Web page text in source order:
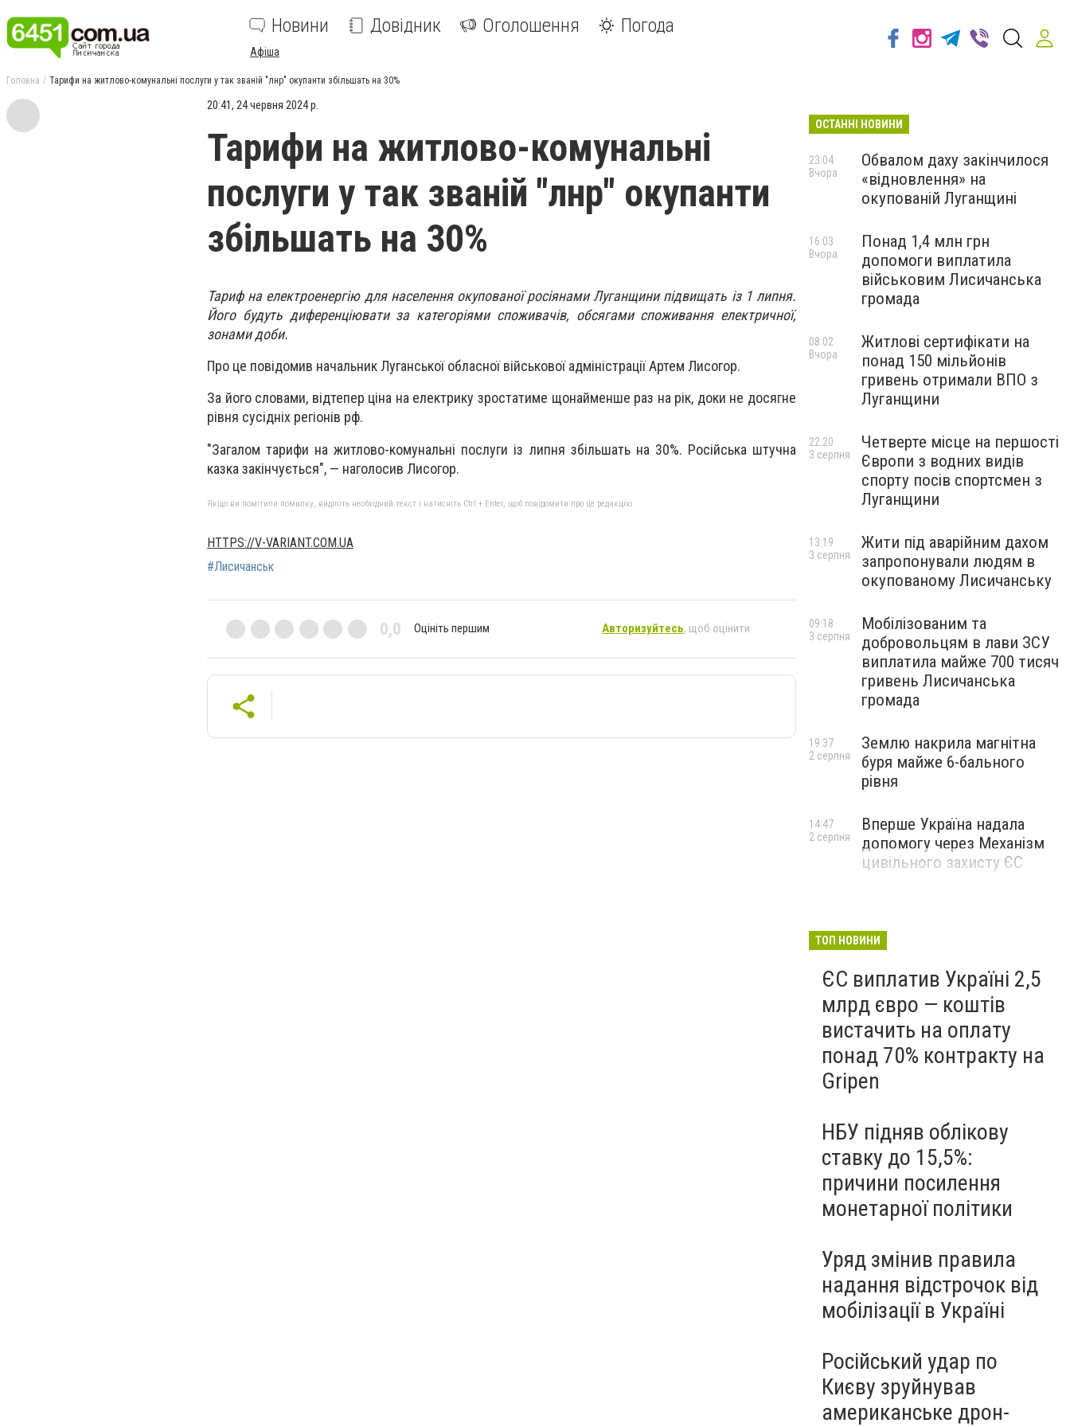
Новини Довідник Оголошення Погода
Афіша
Головна Тарифи на житлово-комунальні послуги у так званій "лнр" окупанти збільшать на 30%
20:41, 24 червня 2024 р.
Тарифи на житлово-комунальні
послуги у так званій "лнр" окупанти
збільшать на 30%
Тариф на електроенергію для населення окупованої росіянами Луганщини підвищать із 1 липня.
Його будуть диференціювати за категоріями споживачів, обсягами споживання електричної,
зонами доби.
Про це повідомив начальник Луганської обласної військової адміністрації Артем Лисогор.
За його словами, відтепер ціна на електрику зростатиме щонайменше раз на рік, доки не досягне
рівня сусідніх регіонів рф.
"Загалом тарифи на житлово-комунальні послуги із липня збільшать на 30%. Російська штучна
казка закінчується", — наголосив Лисогор.
Якщо ви помітили помилку, виділіть необхідний текст і натисніть Ctrl + Enter, щоб повідомити про це редакцію
HTTPS://V-VARIANT.COM.UA
#Лисичанськ
0,0 Оцініть першим Авторизуйтесь, щоб оцінити
ОСТАННІ НОВИНИ
Обвалом даху закінчилося
«відновлення» на
окупованій Луганщині
23:04
Вчора
Понад 1,4 млн грн
допомоги виплатила
військовим Лисичанська
громада
16:03
Вчора
Житлові сертифікати на
понад 150 мільйонів
гривень отримали ВПО з
Луганщини
08:02
Вчора
Четверте місце на першості
Європи з водних видів
спорту посів спортсмен з
Луганщини
22:20
3 серпня
Жити під аварійним дахом
запропонували людям в
окупованому Лисичанську
13:19
3 серпня
Мобілізованим та
добровольцям в лави ЗСУ
виплатила майже 700 тисяч
гривень Лисичанська
громада
09:18
3 серпня
Землю накрила магнітна
буря майже 6-бального
рівня
19:37
2 серпня
Вперше Україна надала
допомогу через Механізм
цивільного захисту ЄС
14:47
2 серпня
ТОП НОВИНИ
ЄС виплатив Україні 2,5
млрд євро — коштів
вистачить на оплату
понад 70% контракту на
Gripen
НБУ підняв облікову
ставку до 15,5%:
причини посилення
монетарної політики
Уряд змінив правила
надання відстрочок від
мобілізації в Україні
Російський удар по
Києву зруйнував
американське дрон-